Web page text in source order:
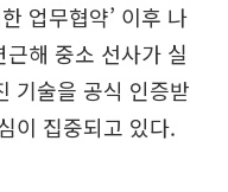
업무협약’ 이후 나
해 중소 선사가 실
기술을 공식 인증받
이 집중되고 있다.